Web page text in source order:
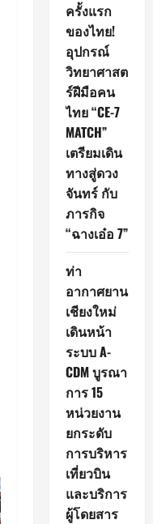
ครั้งแรก
ของไทย!
อุปกรณ์
วิทยาศาสต
ร์ฝีมือคน
ไทย “CE-7
MATCH”
เตรียมเดิน
ทางสู่ดวง
จันทร์ กับ
ภารกิจ
“ฉางเอ๋อ 7”
ท่า
อากาศยาน
เชียงใหม่
เดินหน้า
ระบบ A-
CDM บูรณา
การ 15
หน่วยงาน
ยกระดับ
การบริหาร
เที่ยวบิน
และบริการ
ผู้โดยสาร